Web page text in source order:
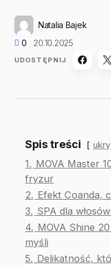
Natalia Bajek
0
20.10.2025
UDOSTĘPNIJ
Spis treści
1. MOVA Master
fryzur
2. Efekt Coanda,
3. SPA dla
4. MOVA Shine
myśli
5. Delikatność,